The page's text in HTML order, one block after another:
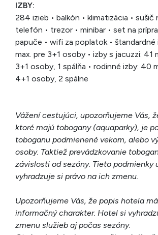
IZBY:
284 izieb • balkón • klimatizácia • sušič
telefón • trezor • minibar • set na
papuče • wifi za poplatok • štandardné
max. pre 3+1 osoby • izby s jacuzzi: 41
3+1 osoby, 1 spálňa • rodinné izby: 40
4+1 osoby, 2 spálne
Vážení cestujúci, upozorňujeme Vás,
ktoré majú tobogany (aquaparky), je
toboganu podmienené vekom, alebo
osoby. Taktiež prevádzkovanie
závislosti od sezóny. Tieto podmienky
vyhradzuje si právo na ich zmenu.
Upozorňujeme Vás, že popis hotela
informačný charakter. Hotel si
zmenu služieb aj počas sezóny.